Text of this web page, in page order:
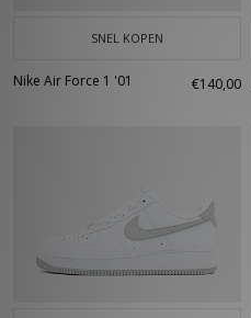
SNEL KOPEN
Nike Air Force 1 '01 €140,00